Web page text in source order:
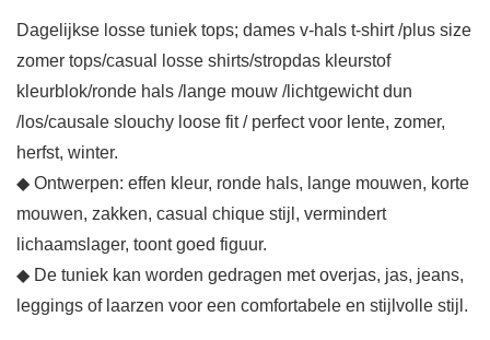
Dagelijkse losse tuniek tops; dames v-hals t-shirt /plus size
zomer tops/casual losse shirts/stropdas kleurstof
kleurblok/ronde hals /lange mouw /lichtgewicht dun
/los/causale slouchy loose fit / perfect voor lente, zomer,
herfst, winter.
◆ Ontwerpen: effen kleur, ronde hals, lange mouwen, korte
mouwen, zakken, casual chique stijl, vermindert
lichaamslager, toont goed figuur.
◆ De tuniek kan worden gedragen met overjas, jas, jeans,
leggings of laarzen voor een comfortabele en stijlvolle stijl.